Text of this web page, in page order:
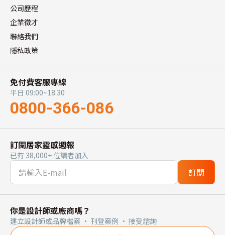
公司歷程
企業徵才
聯絡我們
隱私政策
免付費客服專線
平日 09:00~18:30
0800-366-086
訂閱居家靈感週報
已有 38,000+ 位讀者加入
訂閱
你是設計師或廠商嗎？
建立設計師或品牌檔案 · 刊登案例 · 接受諮詢